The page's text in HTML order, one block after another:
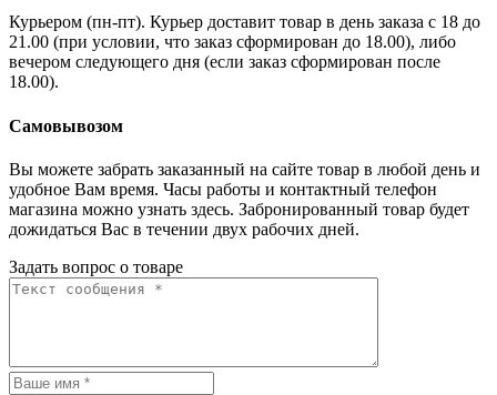
Курьером (пн-пт). Курьер доставит товар в день заказа с 18 до
21.00 (при условии, что заказ сформирован до 18.00), либо
вечером следующего дня (если заказ сформирован после
18.00).
Самовывозом
Вы можете забрать заказанный на сайте товар в любой день и
удобное Вам время. Часы работы и контактный телефон
магазина можно узнать здесь. Забронированный товар будет
дожидаться Вас в течении двух рабочих дней.
Задать вопрос о товаре